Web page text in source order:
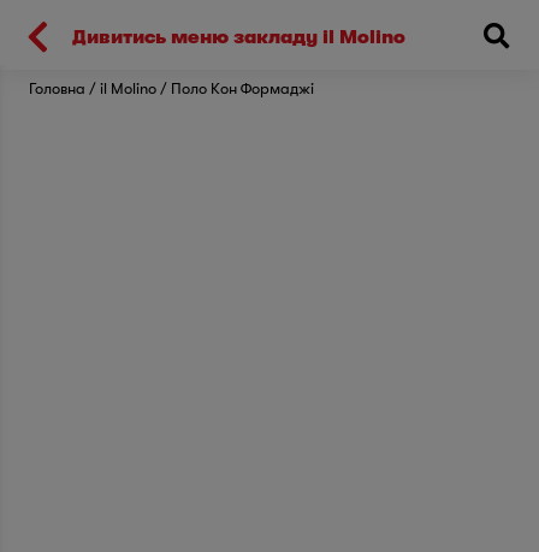
Киев
Головна il Molino Поло Кон Формаджі
Дивитись меню закладу il Molino